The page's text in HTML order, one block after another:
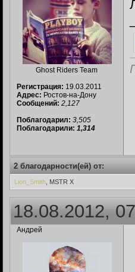
Ghost Riders Team
Регистрация: 19.03.2011
Адрес: Ростов-на-Дону
Сообщений: 2,127
Поблагодарил: 3,505
Поблагодарили: 1,314
2 благодарности(ей) от:
Lion_Smith , MSTR X
18.08.2012,
Андрей